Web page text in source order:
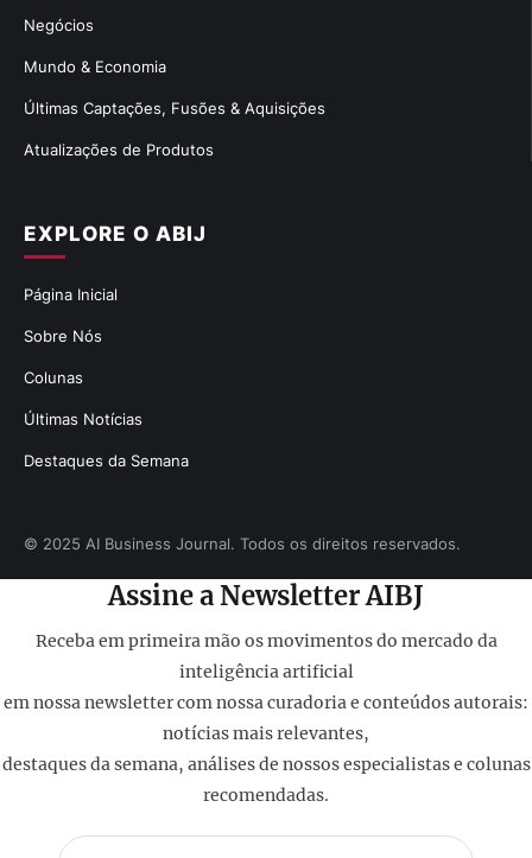
EXPLORE O ABIJ
Página Inicial
Sobre Nós
Colunas
Últimas Notícias
Destaques da Semana
Negócios
Mundo & Economia
Últimas Captações, Fusões & Aquisições
Atualizações de Produtos
© 2025 AI Business Journal. Todos os direitos reservados.
Assine a Newsletter AIBJ
Receba em primeira mão os movimentos do mercado da
inteligência artificial
em nossa newsletter com nossa curadoria e conteúdos autorais:
notícias mais relevantes,
destaques da semana, análises de nossos especialistas e colunas
recomendadas.